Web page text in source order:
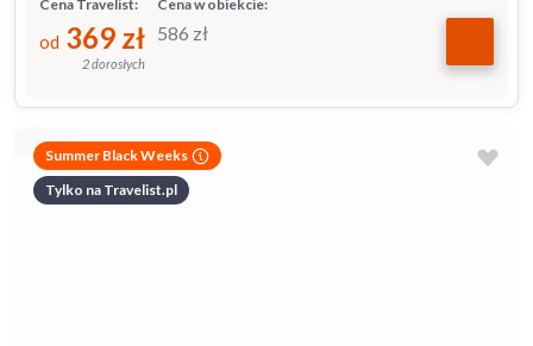
Cena w obiekcie:
586 zł
Cena Travelist:
od 369 zł
2 dorosłych
Summer Black Weeks
Tylko na Travelist.pl